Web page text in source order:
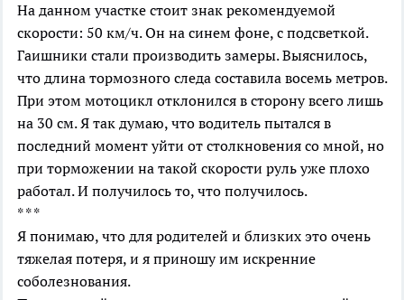
На данном участке стоит знак рекомендуемой
скорости: 50 км/ч. Он на синем фоне, с подсветкой.
Гаишники стали производить замеры. Выяснилось,
что длина тормозного следа составила восемь метров.
При этом мотоцикл отклонился в сторону всего лишь
на 30 см. Я так думаю, что водитель пытался в
последний момент уйти от столкновения со мной, но
при торможении на такой скорости руль уже плохо
работал. И получилось то, что получилось.
* * *
Я понимаю, что для родителей и близких это очень
тяжелая потеря, и я приношу им искренние
соболезнования.